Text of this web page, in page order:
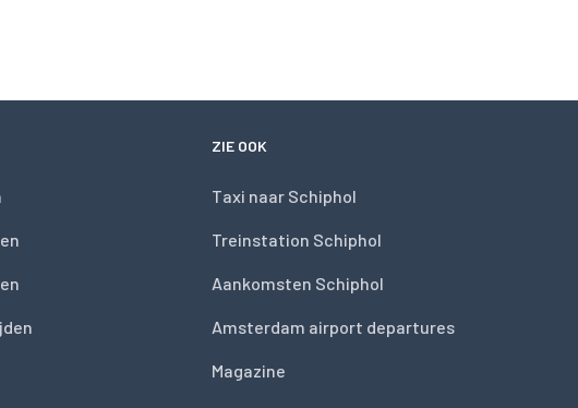
ZIE OOK
Taxi naar Schiphol
Treinstation Schiphol
Aankomsten Schiphol
Amsterdam airport departures
Magazine